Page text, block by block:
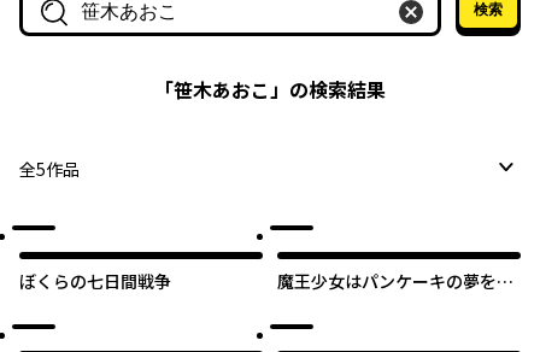
作品名・作家名で探す
検索
「笹木あおこ」の検索結果
全5作品
ぼくらの七日間戦争
魔王少女はパンケーキの夢を見